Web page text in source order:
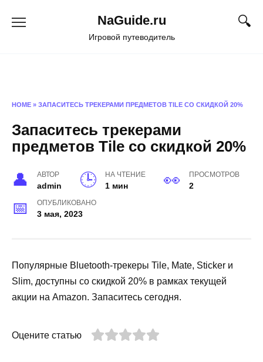
NaGuide.ru
Игровой путеводитель
HOME » ЗАПАСИТЕСЬ ТРЕКЕРАМИ ПРЕДМЕТОВ TILE СО СКИДКОЙ 20%
Запаситесь трекерами
предметов Tile со скидкой 20%
АВТОР
admin
НА ЧТЕНИЕ
1 мин
ПРОСМОТРОВ
2
ОПУБЛИКОВАНО
3 мая, 2023
Популярные Bluetooth-трекеры Tile, Mate, Sticker и
Slim, доступны со скидкой 20% в рамках текущей
акции на Amazon. Запаситесь сегодня.
Оцените статью